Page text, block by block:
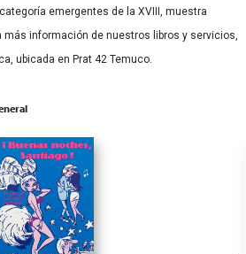
emergentes de la XVIII, muestra
más información de nuestros libros y servicios,
ubicada en Prat 42 Temuco.